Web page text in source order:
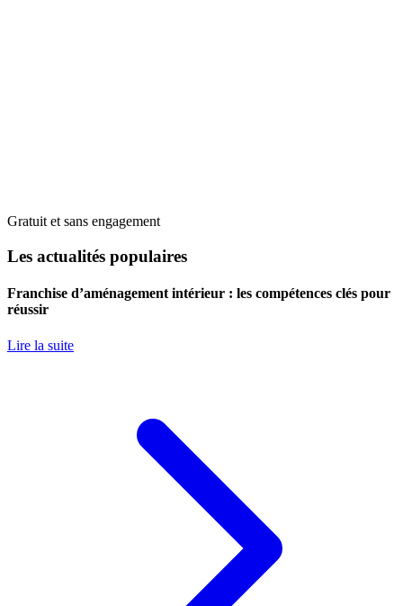
Gratuit et sans engagement
Les actualités populaires
Franchise d’aménagement intérieur : les compétences clés pour
réussir
Lire la suite